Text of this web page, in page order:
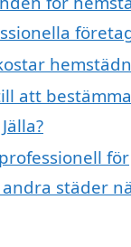
att
för
städer